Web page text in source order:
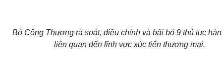
Bộ Công Thương rà soát, điều chỉnh và bãi bỏ 9 thủ tục
liên quan đến lĩnh vực xúc tiến thương mại.